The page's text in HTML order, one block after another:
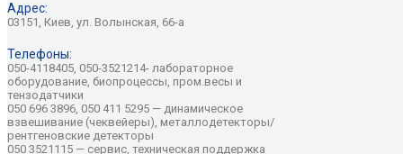
Адрес:
03151, Киев, ул. Волынская, 66-а
Телефоны:
050-4118405, 050-3521214- лабораторное
оборудование, биопроцессы, пром.весы и
тензодатчики
050 696 3896, 050 411 5295 — динамическое
взвешивание (чеквейеры), металлодетекторы/
рентгеновские детекторы
050 3521115 — сервис, техническая поддержка